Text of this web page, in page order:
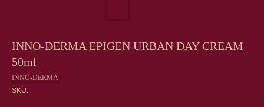
INNO-DERMA EPIGEN URBAN DAY CREAM
50ml
INNO-DERMA
SKU: